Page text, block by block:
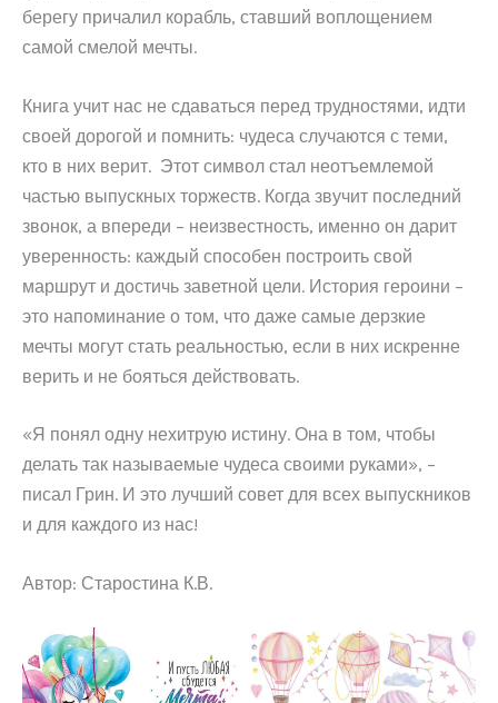
берегу причалил корабль, ставший воплощением
самой смелой мечты.
Книга учит нас не сдаваться перед трудностями, идти
своей дорогой и помнить: чудеса случаются с теми,
кто в них верит. Этот символ стал неотъемлемой
частью выпускных торжеств. Когда звучит последний
звонок, а впереди – неизвестность, именно он дарит
уверенность: каждый способен построить свой
маршрут и достичь заветной цели. История героини –
это напоминание о том, что даже самые дерзкие
мечты могут стать реальностью, если в них искренне
верить и не бояться действовать.
«Я понял одну нехитрую истину. Она в том, чтобы
делать так называемые чудеса своими руками», –
писал Грин. И это лучший совет для всех выпускников
и для каждого из нас!
Автор: Старостина К.В.